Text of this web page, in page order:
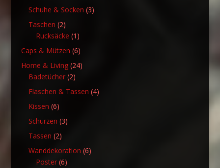
Schuhe & Socken 33
Taschen 22
Produkte
Rucksäcke 1 1
Produkt
Caps & Mützen 66
Produkte
Home & Living 2424
Badetücher 22
Produkte
Flaschen & Tassen 44
Kissen 66
Produkte
Schürzen 33
Tassen 22
Produkte
Wanddekoration 66
Poster 66